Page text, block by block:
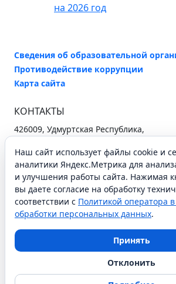
на 2026 год
Сведения об образовательной
Противодействие коррупции
Карта сайта
КОНТАКТЫ
426009, Удмуртская Республика,
+7 (3412) 37-96-26
secretary@iro18.ru
Схема проезда
СОЦИАЛЬНЫЕ СЕТИ
АОУ ДПО УР ИРО © 2021
Наш сайт использует файлы cookie и
аналитики Яндекс.Метрика для
и улучшения работы сайта. Нажимая
вы даете согласие на обработку
соответствии с Политикой оператора
обработки персональных данных.
Принять
Отклонить